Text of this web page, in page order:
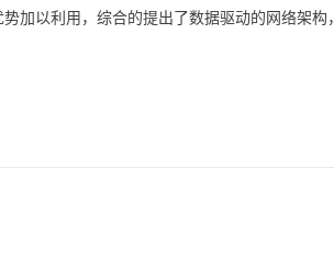
加以利用，综合的提出了数据驱动的网络架